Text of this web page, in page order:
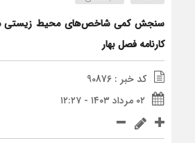
سنجش کمی شاخص‌های محیط زیستی
کارنامه فصل بهار
کد خبر : 90876
۰۲ مرداد ۱۴۰۳ - ۱۲:۲۷